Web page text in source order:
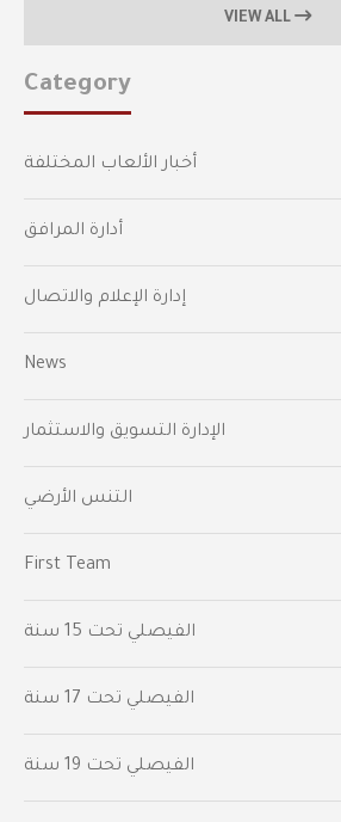
VIEW ALL
Category
أخبار الألعاب المختلفة
أدارة المرافق
إدارة الإعلام والاتصال
News
الإدارة التسويق والاستثمار
التنس الأرضي
First Team
الفيصلي‬⁩ تحت 15 سنة
‫الفيصلي‬⁩ تحت 17 سنة
الفيصلي‬⁩ تحت 19 سنة